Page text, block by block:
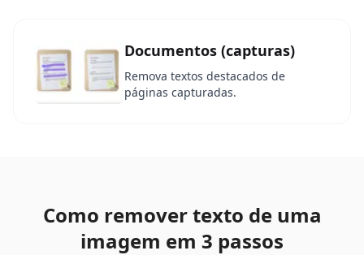
Documentos (capturas)
Remova textos destacados de
páginas capturadas.
Como remover texto de uma
imagem em 3 passos